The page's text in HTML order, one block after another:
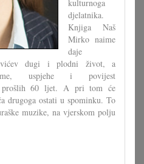
kulturnoga
djelatnika.
Knjiga Naš
Mirko naime
daje
dugi i plodni život, a
uspjehe i povijest
prošlih 60 ljet. A pri tom će
drugoga ostati u spominku. To
muzike, na vjerskom polju